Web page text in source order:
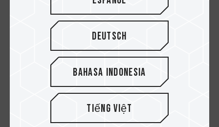
10.JAN.2021
¿Qué SSD PCIe M.2 de TEAMGROUP es
Deutsch
Bahasa Indonesia
Tiếng Việt